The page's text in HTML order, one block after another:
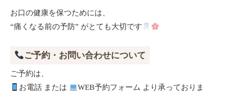
お口の健康を保つためには、
“痛くなる前の予防” がとても大切です
ご予約・お問い合わせについて
ご予約は、
お電話 または
WEB予約フォーム より承っておりま